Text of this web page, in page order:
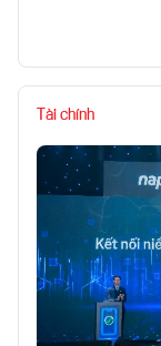
Tài chính